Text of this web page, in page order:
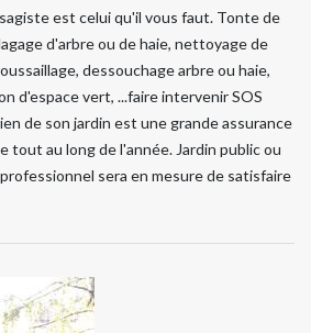
est celui qu'il vous faut. Tonte de
d'arbre ou de haie, nettoyage de
dessouchage arbre ou haie,
d'espace vert, ...faire intervenir SOS
de son jardin est une grande assurance
tout au long de l'année. Jardin public ou
sera en mesure de satisfaire